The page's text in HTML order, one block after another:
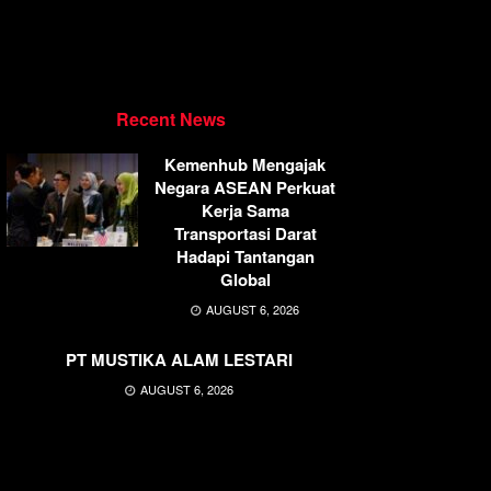
Recent News
Kemenhub Mengajak
Negara ASEAN Perkuat
Kerja Sama
Transportasi Darat
Hadapi Tantangan
Global
AUGUST 6, 2026
PT MUSTIKA ALAM LESTARI
AUGUST 6, 2026